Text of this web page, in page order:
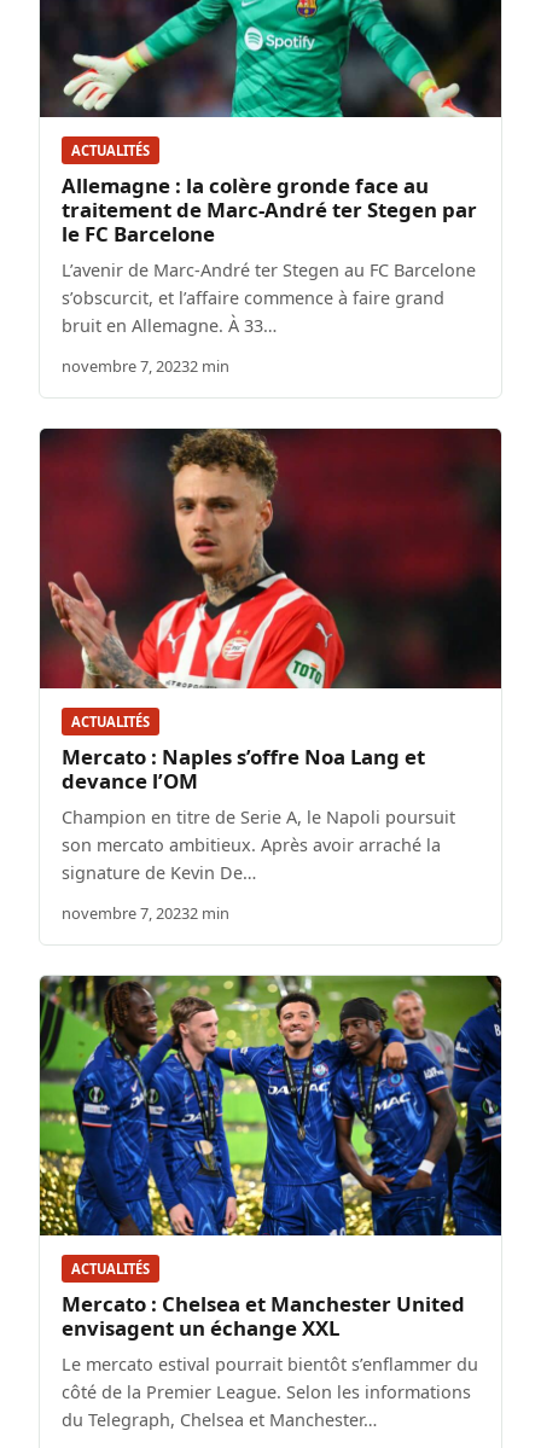
ACTUALITÉS
Allemagne : la colère gronde face au
traitement de Marc-André ter Stegen par
le FC Barcelone
L’avenir de Marc-André ter Stegen au FC Barcelone
s’obscurcit, et l’affaire commence à faire grand
bruit en Allemagne. À 33…
novembre 7, 20232 min
ACTUALITÉS
Mercato : Naples s’offre Noa Lang et
devance l’OM
Champion en titre de Serie A, le Napoli poursuit
son mercato ambitieux. Après avoir arraché la
signature de Kevin De…
novembre 7, 20232 min
ACTUALITÉS
Mercato : Chelsea et Manchester United
envisagent un échange XXL
Le mercato estival pourrait bientôt s’enflammer du
côté de la Premier League. Selon les informations
du Telegraph, Chelsea et Manchester…